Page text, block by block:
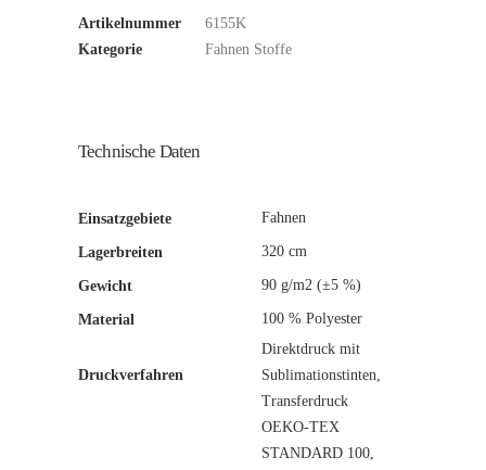
Artikelnummer
6155K
Kategorie
Fahnen Stoffe
Technische Daten
Einsatzgebiete Fahnen
Lagerbreiten 320 cm
Gewicht 90 g/m2 (±5 %)
Material 100 % Polyester
Druckverfahren
Direktdruck mit
Sublimationstinten,
Transferdruck
OEKO-TEX
STANDARD 100,